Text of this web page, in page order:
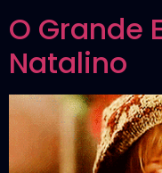
O Grande
Natalino